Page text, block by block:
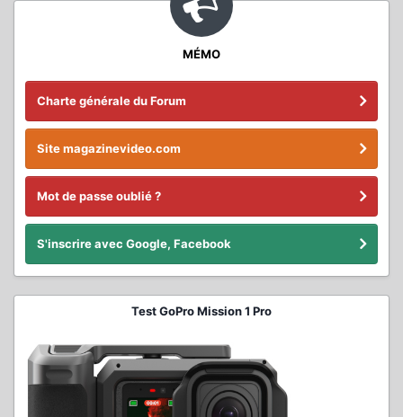
MÉMO
Charte générale du Forum
Site magazinevideo.com
Mot de passe oublié ?
S'inscrire avec Google, Facebook
Test GoPro Mission 1 Pro